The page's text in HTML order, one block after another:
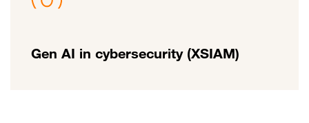
Gen AI in cybersecurity (XSIAM)